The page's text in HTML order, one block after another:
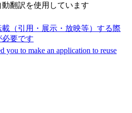
翻訳を使用しています
（引用・展示・放映等）する際
要です
you to make an application to reuse